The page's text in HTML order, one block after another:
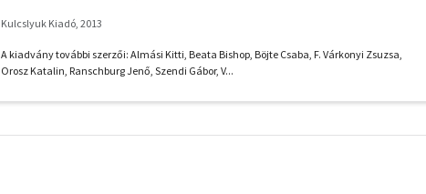
Kulcslyuk Kiadó, 2013
A kiadvány további szerzői: Almási Kitti, Beata Bishop, Böjte Csaba, F. Várkonyi Zsuzsa,
Orosz Katalin, Ranschburg Jenő, Szendi Gábor, V...
szűrők